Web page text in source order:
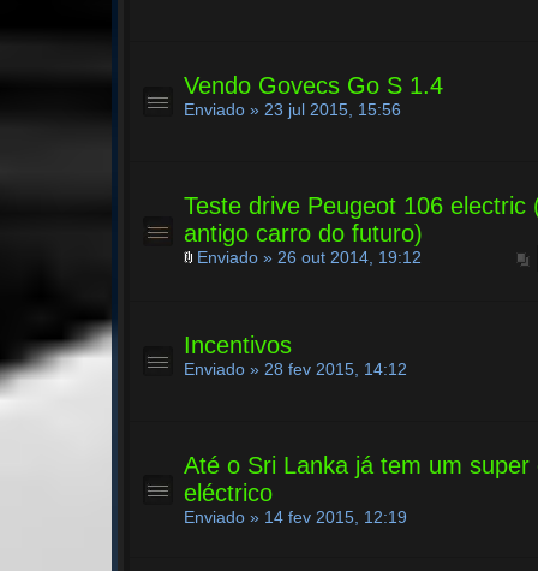
Vendo Govecs Go S 1.4
Enviado » 23 jul 2015, 15:56
Teste drive Peugeot 106 electric
antigo carro do futuro)
Enviado » 26 out 2014, 19:12
Incentivos
Enviado » 28 fev 2015, 14:12
Até o Sri Lanka já tem um super
eléctrico
Enviado » 14 fev 2015, 12:19